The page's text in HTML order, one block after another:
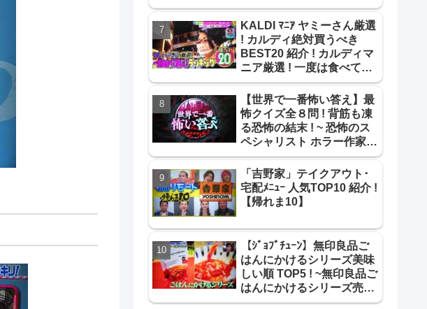
紹介!【よじごじDays】
KALDI ﾏﾆｱ ヤミーさん厳選
! カルディ絶対買うべき
BEST20 紹介 ! カルディマ
ニア厳選 ! 一度は食べて欲
しいBEST20 !【ｻﾀﾃﾞｰﾌﾟﾗ
ｽ】
【世界で一番怖い答え】最
怖クイズ全８問 ! 背筋も凍
る恐怖の結末 ! ~ 恐怖のス
ペシャリスト ホラー作家が
作成 最怖推理問題まとめ !
「吉野家」テイクアウト･
宅配ﾒﾆｭｰ 人気TOP10 紹介 !
【帰れま10】
【ｼﾞｮﾌﾞﾁｭｰﾝ】無印良品ご
はんにかけるシリーズ美味
しい順 TOP5 ! ~無印良品ご
はんにかけるシリーズ売り
上げ＆美味しい順 TOP5 !~